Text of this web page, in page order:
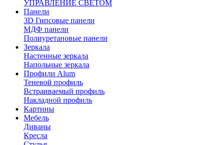
УПРАВЛЕНИЕ СВЕТОМ
Панели
3D Гипсовые панели
МДФ панели
Полиуретановые панели
Зеркала
Настенные зеркала
Напольные зеркала
Профили Alum
Теневой профиль
Встраиваемый профиль
Накладной профиль
Картины
Мебель
Диваны
Кресла